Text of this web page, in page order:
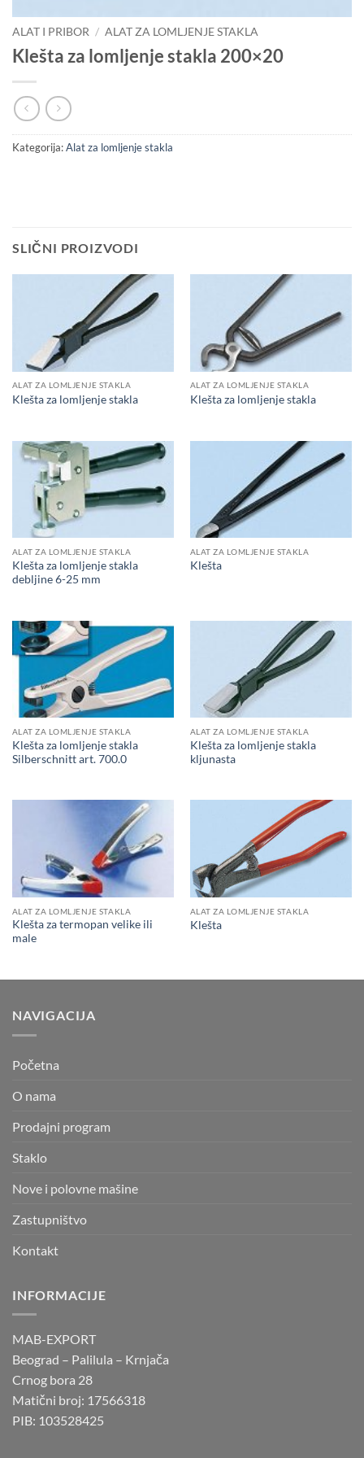
ALAT I PRIBOR / ALAT ZA LOMLJENJE STAKLA
Klešta za lomljenje stakla 200×20
Kategorija:Alat za lomljenje stakla
SLIČNI PROIZVODI
ALAT ZA LOMLJENJE STAKLA
Klešta za lomljenje stakla
ALAT ZA LOMLJENJE STAKLA
Klešta za lomljenje stakla
ALAT ZA LOMLJENJE STAKLA
Klešta za lomljenje stakla
debljine 6-25 mm
ALAT ZA LOMLJENJE STAKLA
Klešta
ALAT ZA LOMLJENJE STAKLA
Klešta za lomljenje stakla
Silberschnitt art. 700.0
ALAT ZA LOMLJENJE STAKLA
Klešta za lomljenje stakla
kljunasta
ALAT ZA LOMLJENJE STAKLA
Klešta za termopan velike ili
male
ALAT ZA LOMLJENJE STAKLA
Klešta
NAVIGACIJA
Početna
O nama
Prodajni program
Staklo
Nove i polovne mašine
Zastupništvo
Kontakt
INFORMACIJE
MAB-EXPORT
Beograd – Palilula – Krnjača
Crnog bora 28
Matični broj: 17566318
PIB: 103528425